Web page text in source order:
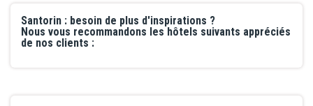
Santorin : besoin de plus d'inspirations ?
Nous vous recommandons les hôtels suivants appréciés
de nos clients :